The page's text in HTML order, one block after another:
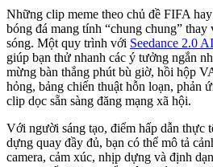
Những clip meme theo chủ đề FIFA
bóng đá mang tính “chung chung”
sóng. Một quy trình với Seedance 2.0
giúp bạn thử nhanh các ý tưởng ngắn
mừng bàn thắng phút bù giờ, hồi hộp
hỏng, bảng chiến thuật hỗn loạn, phản
clip dọc sẵn sàng đăng mạng xã hội.
Với người sáng tạo, điểm hấp dẫn thực
dựng quay đầy đủ, bạn có thể mô tả
camera, cảm xúc, nhịp dựng và định